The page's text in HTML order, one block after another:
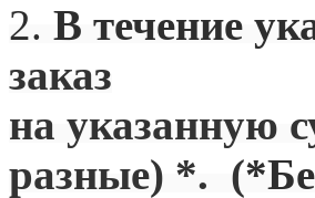
2. В течение
заказ
на указанную
разные) *. (